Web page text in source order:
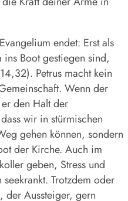
endet: Erst als
ins Boot gestiegen sind,
Petrus macht kein
Wenn der
den Halt der
wir in stürmischen
gehen können, sondern
der Kirche. Auch im
geben, Stress und
Trotzdem oder
der Aussteiger, gern